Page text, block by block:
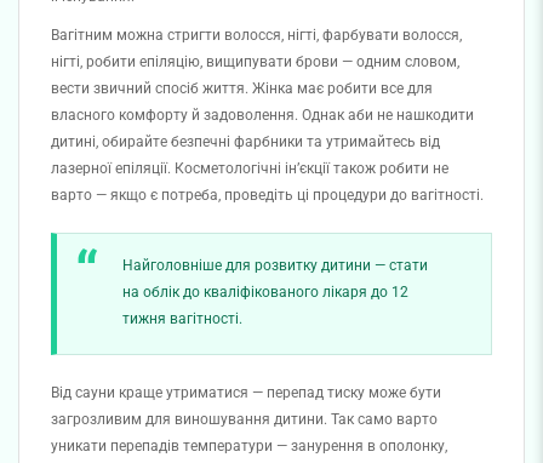
Вагітним можна стригти волосся, нігті, фарбувати волосся,
нігті, робити епіляцію, вищипувати брови — одним словом,
вести звичний спосіб життя. Жінка має робити все для
власного комфорту й задоволення. Однак аби не нашкодити
дитині, обирайте безпечні фарбники та утримайтесь від
лазерної епіляції. Косметологічні ін’єкції також робити не
варто — якщо є потреба, проведіть ці процедури до вагітності.
Найголовніше для розвитку дитини — стати
на облік до кваліфікованого лікаря до 12
тижня вагітності.
Від сауни краще утриматися — перепад тиску може бути
загрозливим для виношування дитини. Так само варто
уникати перепадів температури — занурення в ополонку,